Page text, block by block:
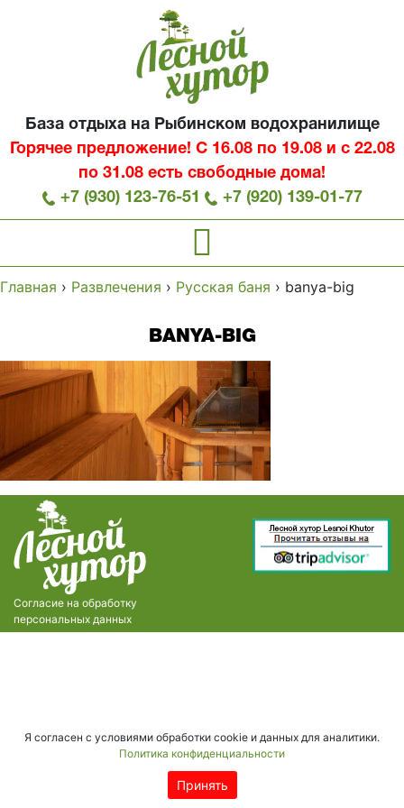
Я согласен с условиями обработки cookie и данных для аналитики.
Политика конфиденциальности
Принять
База отдыха на Рыбинском водохранилище
Горячее предложение! С 16.08 по 19.08 и с 22.08
по 31.08 есть свободные дома!
+7 (930) 123-76-51
+7 (920) 139-01-77
Главная › Развлечения › Русская баня › banya-big
BANYA-BIG
Согласие на обработку
персональных данных